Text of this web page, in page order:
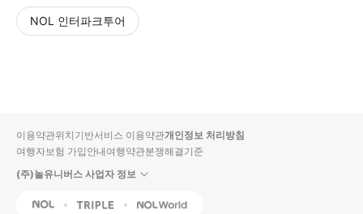
NOL 인터파크투어
입니
다.
순
상
이용약관위치기반서비스 이용약관개인정보 처리방침
여행자보험 가입안내여행약관분쟁해결기준
(주)놀유니버스 사업자 정보
NOL Triple Interpark Global